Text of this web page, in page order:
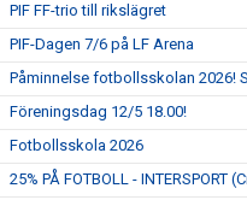
PIF FF-trio till rikslägret
PIF-Dagen 7/6 på LF Arena
Påminnelse fotbollsskolan 2026!
Föreningsdag 12/5 18.00!
Fotbollsskola 2026
25% PÅ FOTBOLL - INTERSPORT